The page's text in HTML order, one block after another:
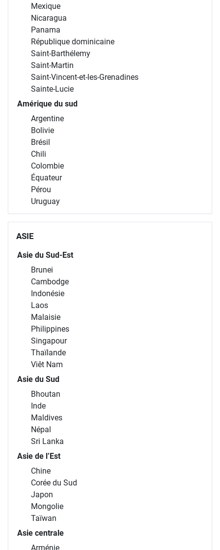
Mexique
Nicaragua
Panama
République dominicaine
Saint-Barthélemy
Saint-Martin
Saint-Vincent-et-les-Grenadines
Sainte-Lucie
Amérique du sud
Argentine
Bolivie
Brésil
Chili
Colombie
Équateur
Pérou
Uruguay
ASIE
Asie du Sud-Est
Brunei
Cambodge
Indonésie
Laos
Malaisie
Philippines
Singapour
Thaïlande
Viêt Nam
Asie du Sud
Bhoutan
Inde
Maldives
Népal
Sri Lanka
Asie de l’Est
Chine
Corée du Sud
Japon
Mongolie
Taïwan
Asie centrale
Arménie